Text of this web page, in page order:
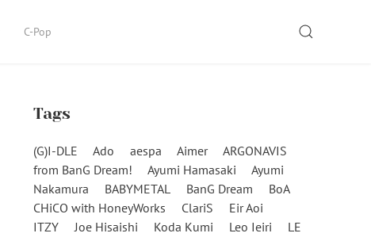
C-Pop SEARCH
Tags
(G)I-DLE Ado aespa Aimer
ARGONAVIS
from BanG Dream!
Ayumi Hamasaki
Ayumi
Nakamura
BABYMETAL BanG Dream
BoA
CHiCO with HoneyWorks
ClariS
Eir Aoi
ITZY
Joe Hisaishi Koda Kumi Leo Ieiri
LE